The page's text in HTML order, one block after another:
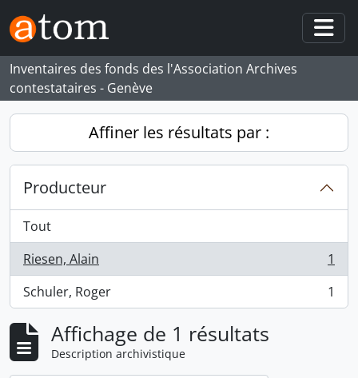
Skip to main content
Inventaires des fonds des l'Association Archives
contestataires - Genève
Affiner les résultats par :
Producteur
Tout
Riesen, Alain
, 1 résultats
1
Schuler, Roger
, 1 résultats 1
Affichage de 1 résultats
Description archivistique